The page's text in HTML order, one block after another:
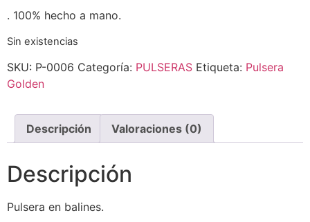
. 100% hecho a mano.
Sin existencias
SKU: P-0006 Categoría: PULSERAS Etiqueta: Pulsera
Golden
Descripción Valoraciones (0)
Descripción
Pulsera en balines.